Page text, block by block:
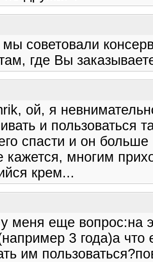
советовали
где Вы
ой, я
и пользоваться
спасти и он
многим
крем...
меня еще вопрос:на
3 года)а
им